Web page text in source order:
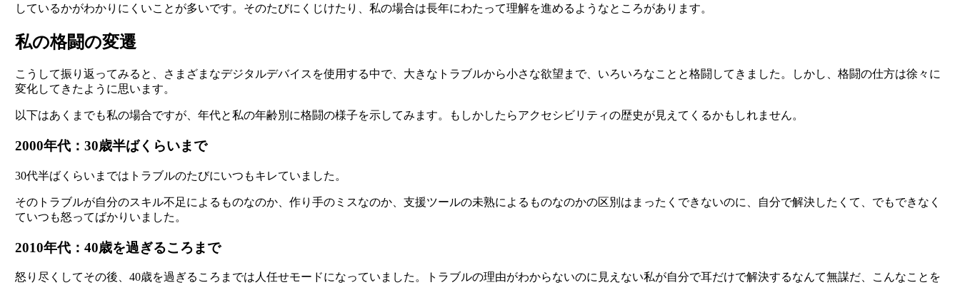
しているかがわかりにくいことが多いです。そのたびにくじけたり、私の場合は長年にわたって理解を進めるようなところがあります。
私の格闘の変遷
こうして振り返ってみると、さまざまなデジタルデバイスを使用する中で、大きなトラブルから小さな欲望まで、いろいろなことと格闘してきました。しかし、格闘の仕方は徐々に
変化してきたように思います。
以下はあくまでも私の場合ですが、年代と私の年齢別に格闘の様子を示してみます。もしかしたらアクセシビリティの歴史が見えてくるかもしれません。
2000年代：30歳半ばくらいまで
30代半ばくらいまではトラブルのたびにいつもキレていました。
そのトラブルが自分のスキル不足によるものなのか、作り手のミスなのか、支援ツールの未熟によるものなのかの区別はまったくできないのに、自分で解決したくて、でもできなく
ていつも怒ってばかりいました。
2010年代：40歳を過ぎるころまで
怒り尽くしてその後、40歳を過ぎるころまでは人任せモードになっていました。トラブルの理由がわからないのに見えない私が自分で耳だけで解決するなんて無謀だ、こんなことを